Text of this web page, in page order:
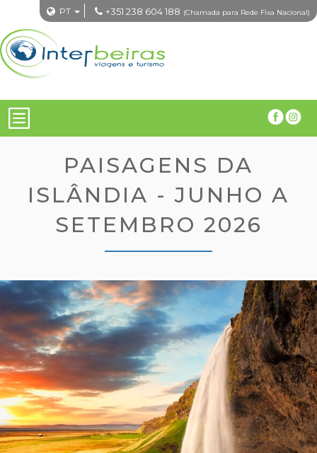
PT +351 238 604 188 (Chamada para Rede Fixa Nacional)
PAISAGENS DA
ISLÂNDIA - JUNHO A
SETEMBRO 2026